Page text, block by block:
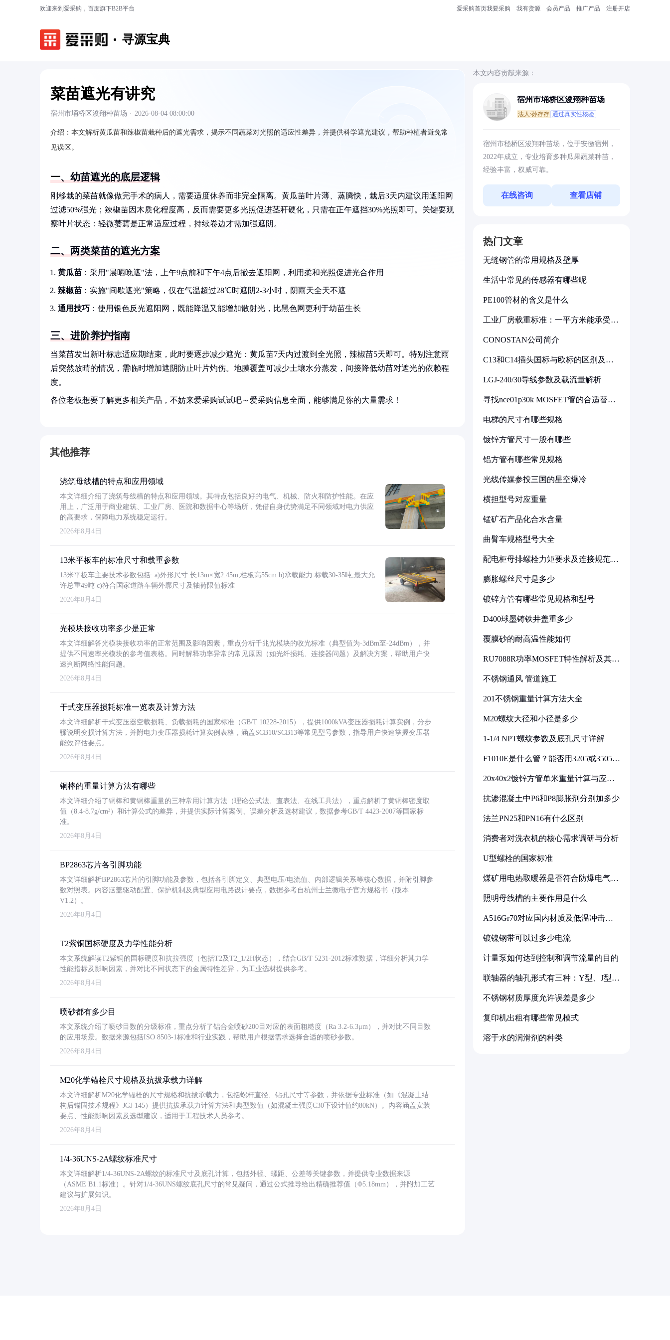
欢迎来到爱采购，百度旗下B2B平台 爱采购首页我要采购 我有货源 会员产品 推广产品 注册开店
寻源宝典
菜苗遮光有讲究
宿州市埇桥区浚翔种苗场 · 2026-08-04 08:00:00
介绍： 本文解析黄瓜苗和辣椒苗栽种后的遮光需求，揭示不同蔬菜对光照的适应性差异，并提供科学遮光建议，帮助种植者避免常
见误区。
一、幼苗遮光的底层逻辑
刚移栽的菜苗就像做完手术的病人，需要适度休养而非完全隔离。黄瓜苗叶片薄、蒸腾快，栽后3天内建议用遮阳网
过滤50%强光；辣椒苗因木质化程度高，反而需要更多光照促进茎秆硬化，只需在正午遮挡30%光照即可。关键要观
察叶片状态：轻微萎蔫是正常适应过程，持续卷边才需加强遮阴。
二、两类菜苗的遮光方案
黄瓜苗 ：采用"晨晒晚遮"法，上午9点前和下午4点后撤去遮阳网，利用柔和光照促进光合作用
辣椒苗 ：实施"间歇遮光"策略，仅在气温超过28℃时遮阴2-3小时，阴雨天全天不遮
通用技巧 ：使用银色反光遮阳网，既能降温又能增加散射光，比黑色网更利于幼苗生长
三、进阶养护指南
当菜苗发出新叶标志适应期结束，此时要逐步减少遮光：黄瓜苗7天内过渡到全光照，辣椒苗5天即可。特别注意雨
后突然放晴的情况，需临时增加遮阴防止叶片灼伤。地膜覆盖可减少土壤水分蒸发，间接降低幼苗对遮光的依赖程
度。
各位老板想要了解更多相关产品，不妨来爱采购试试吧～爱采购信息全面，能够满足你的大量需求！
其他推荐
浇筑母线槽的特点和应用领域
本文详细介绍了浇筑母线槽的特点和应用领域。其特点包括良好的电气、机械、防火和防护性能。在应
用上，广泛用于商业建筑、工业厂房、医院和数据中心等场所，凭借自身优势满足不同领域对电力供应
的高要求，保障电力系统稳定运行。
2026年8月4日
13米平板车的标准尺寸和载重参数
13米平板车主要技术参数包括: a)外形尺寸:长13m×宽2.45m,栏板高55cm b)承载能力:标载30-35吨,最大允
许总重49吨 c)符合国家道路车辆外廓尺寸及轴荷限值标准
2026年8月4日
光模块接收功率多少是正常
本文详细解答光模块接收功率的正常范围及影响因素，重点分析千兆光模块的收光标准（典型值为-3dBm至-24dBm），并
提供不同速率光模块的参考值表格。同时解释功率异常的常见原因（如光纤损耗、连接器问题）及解决方案，帮助用户快
速判断网络性能问题。
2026年8月4日
干式变压器损耗标准一览表及计算方法
本文详细解析干式变压器空载损耗、负载损耗的国家标准（GB/T 10228-2015），提供1000kVA变压器损耗计算实例，分步
骤说明变损计算方法，并附电力变压器损耗计算实例表格，涵盖SCB10/SCB13等常见型号参数，指导用户快速掌握变压器
能效评估要点。
2026年8月4日
铜棒的重量计算方法有哪些
本文详细介绍了铜棒和黄铜棒重量的三种常用计算方法（理论公式法、查表法、在线工具法），重点解析了黄铜棒密度取
值（8.4-8.7g/cm³）和计算公式的差异，并提供实际计算案例、误差分析及选材建议，数据参考GB/T 4423-2007等国家标
准。
2026年8月4日
BP2863芯片各引脚功能
本文详细解析BP2863芯片的引脚功能及参数，包括各引脚定义、典型电压/电流值、内部逻辑关系等核心数据，并附引脚参
数对照表。内容涵盖驱动配置、保护机制及典型应用电路设计要点，数据参考自杭州士兰微电子官方规格书（版本
V1.2）。
2026年8月4日
T2紫铜国标硬度及力学性能分析
本文系统解读T2紫铜的国标硬度和抗拉强度（包括T2及T2_1/2H状态），结合GB/T 5231-2012标准数据，详细分析其力学
性能指标及影响因素，并对比不同状态下的金属特性差异，为工业选材提供参考。
2026年8月4日
喷砂都有多少目
本文系统介绍了喷砂目数的分级标准，重点分析了铝合金喷砂200目对应的表面粗糙度（Ra 3.2-6.3μm），并对比不同目数
的应用场景。数据来源包括ISO 8503-1标准和行业实践，帮助用户根据需求选择合适的喷砂参数。
2026年8月4日
M20化学锚栓尺寸规格及抗拔承载力详解
本文详细解析M20化学锚栓的尺寸规格和抗拔承载力，包括螺杆直径、钻孔尺寸等参数，并依据专业标准（如《混凝土结
构后锚固技术规程》JGJ 145）提供抗拔承载力计算方法和典型数值（如混凝土强度C30下设计值约80kN）。内容涵盖安装
要点、性能影响因素及选型建议，适用于工程技术人员参考。
2026年8月4日
1/4-36UNS-2A螺纹标准尺寸
本文详细解析1/4-36UNS-2A螺纹的标准尺寸及底孔计算，包括外径、螺距、公差等关键参数，并提供专业数据来源
（ASME B1.1标准）。针对1/4-36UNS螺纹底孔尺寸的常见疑问，通过公式推导给出精确推荐值（Φ5.18mm），并附加工艺
建议与扩展知识。
2026年8月4日
本文内容贡献来源：
宿州市埇桥区浚翔种苗场
法人:孙存存 通过真实性核验
宿州市嵇桥区浚翔种苗场，位于安徽宿州，
2022年成立，专业培育多种瓜果蔬菜种苗，
经验丰富，权威可靠。
在线咨询 查看店铺
热门文章
无缝钢管的常用规格及壁厚
生活中常见的传感器有哪些呢
PE100管材的含义是什么
工业厂房载重标准：一平方米能承受多
CONOSTAN公司简介
C13和C14插头国标与欧标的区别及其
LGJ-240/30导线参数及载流量解析
寻找nce01p30k MOSFET管的合适替代
电梯的尺寸有哪些规格
镀锌方管尺寸一般有哪些
铝方管有哪些常见规格
光线传媒参投三国的星空爆冷
横担型号对应重量
锰矿石产品化合水含量
曲臂车规格型号大全
配电柜母排螺栓力矩要求及连接规范详
膨胀螺丝尺寸是多少
镀锌方管有哪些常见规格和型号
D400球墨铸铁井盖重多少
覆膜砂的耐高温性能如何
RU7088R功率MOSFET特性解析及其在
不锈钢通风 管道施工
201不锈钢重量计算方法大全
M20螺纹大径和小径是多少
1-1/4 NPT螺纹参数及底孔尺寸详解
F1010E是什么管？能否用3205或3505代
20x40x2镀锌方管单米重量计算与应用
抗渗混凝土中P6和P8膨胀剂分别加多少
法兰PN25和PN16有什么区别
消费者对洗衣机的核心需求调研与分析
U型螺栓的国家标准
煤矿用电热取暖器是否符合防爆电气设
照明母线槽的主要作用是什么
A516Gr70对应国内材质及低温冲击要
镀镍钢带可以过多少电流
计量泵如何达到控制和调节流量的目的
联轴器的轴孔形式有三种：Y型、J型、
不锈钢材质厚度允许误差是多少
复印机出租有哪些常见模式
溶于水的润滑剂的种类